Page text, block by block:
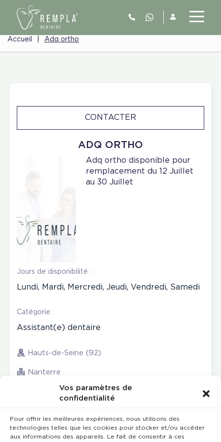
Vos paramètres de
confidentialité
Pour offrir les meilleures expériences, nous utilisons des
technologies telles que les cookies pour stocker et/ou accéder
aux informations des appareils. Le fait de consentir à ces
Accueil Adq ortho
ADQ ORTHO
CONTACTER
Adq ortho disponible pour
remplacement du 12 Juillet
au 30 Juillet
Jours de disponibilité :
Lundi, Mardi, Mercredi, Jeudi, Vendredi, Samedi
Catégorie :
Assistant(e) dentaire
Hauts-de-Seine (92)
Nanterre